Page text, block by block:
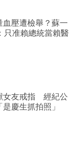
壓遭檢舉？蘇一
只准賴總統當賴醫
女友戒指 經紀公
慶生抓拍照」